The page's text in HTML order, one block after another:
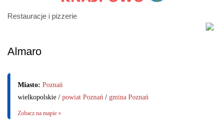
Restauracje i pizzerie
Almaro
Miasto: Poznań
wielkopolskie / powiat Poznań / gmina Poznań
Zobacz na mapie »